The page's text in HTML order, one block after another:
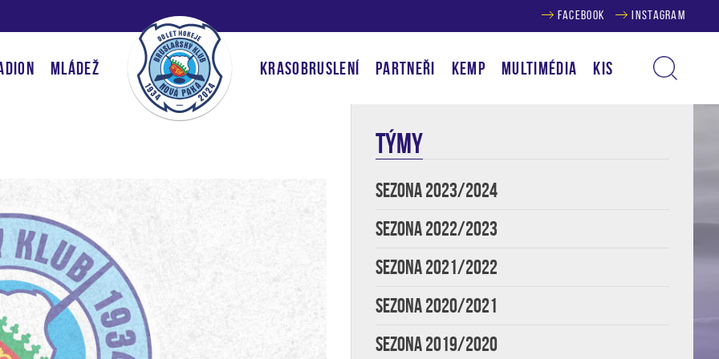
FACEBOOK INSTAGRAM
MLÁDEŽ KRASOBRUSLENÍ PARTNEŘI KEMP MULTIMÉDIA KIS
TÝMY
SEZONA 2023/2024
SEZONA 2022/2023
SEZONA 2021/2022
SEZONA 2020/2021
SEZONA 2019/2020